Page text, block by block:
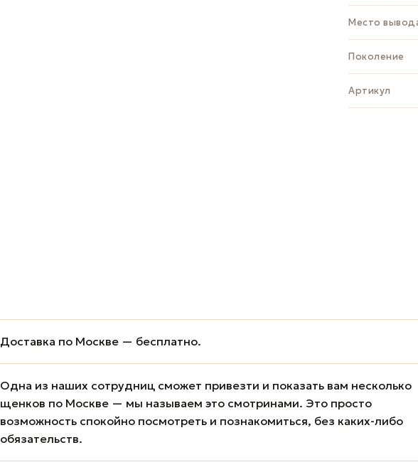
Место
Поколение
Артикул
Доставка по Москве — бесплатно.
Одна из наших сотрудниц сможет привезти и показать вам несколько
щенков по Москве — мы называем это смотринами. Это просто
возможность спокойно посмотреть и познакомиться, без каких-либо
обязательств.